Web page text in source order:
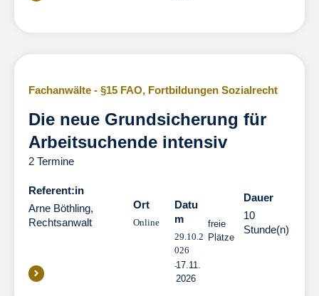
Fachanwälte - §15 FAO, Fortbildungen Sozialrecht
Die neue Grundsicherung für
Arbeitsuchende intensiv
2 Termine
Referent:in
Arne Böthling,
Rechtsanwalt
Ort
Online
Datu
m
29.10.2
026
17.11.
2026
freie
Plätze
Dauer
10
Stunde(n)